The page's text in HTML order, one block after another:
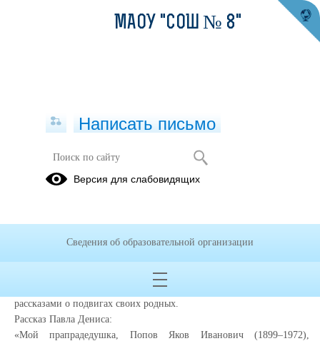
История памяти нашей семьи
Акция "Орлята России": ученики 2 "А" класса поделились
семейными историями героев Великой Отечественной войны.
класса (классный руководитель Носонова Л.М.) собрались вместе
на заседании книжного клуба нашей школы № 8, чтобы поделиться
рассказами о подвигах своих родных.
Рассказ Павла Дениса:
«Мой прапрадедушка, Попов Яков Иванович (1899–1972),
МАОУ "СОШ № 8"
Написать письмо
Версия для слабовидящих
Сведения об образовательной организации